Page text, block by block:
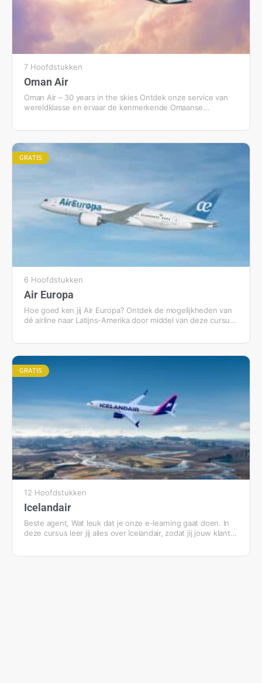
verschillende reizigerstypes en seizoenstrends. Heb je alle
7 Hoofdstukken
Oman Air
Oman Air – 30 years in the skies Ontdek onze service van
wereldklasse en ervaar de kenmerkende Omaanse
GRATIS
6 Hoofdstukken
Air Europa
Hoe goed ken jij Air Europa? Ontdek de mogelijkheden van
dé airline naar Latijns-Amerika door middel van deze cursus.
GRATIS
12 Hoofdstukken
Icelandair
Beste agent, Wat leuk dat je onze e-learning gaat doen. In
deze cursus leer jij alles over Icelandair, zodat jij jouw klant